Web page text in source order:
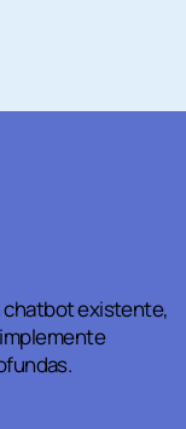
chatbot existente,